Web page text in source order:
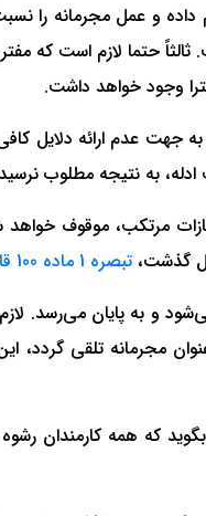
و عمل مجرمانه را
حتما لازم است که
وجود خواهد داشت.
جهت عدم ارائه دلایل
به نتیجه مطلوب
گذشت، تبصره 1 ماده 100 قانون مجازات اسلامی
و به پایان می‌رسد.
مجرمانه تلقی
بگوید که همه